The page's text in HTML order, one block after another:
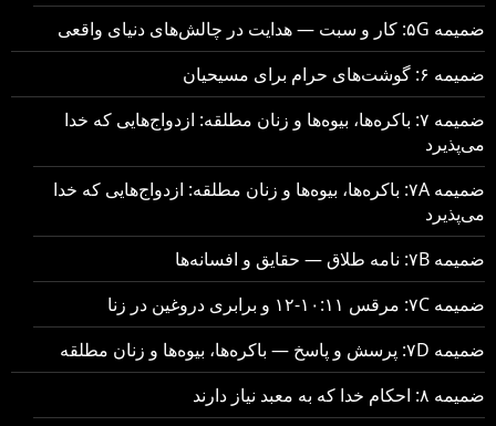
ضمیمه ۵G: کار و سبت — هدایت در چالش‌های دنیای واقعی
ضمیمه ۶: گوشت‌های حرام برای مسیحیان
ضمیمه ۷: باکره‌ها، بیوه‌ها و زنان مطلقه: ازدواج‌هایی که خدا
می‌پذیرد
ضمیمه ۷A: باکره‌ها، بیوه‌ها و زنان مطلقه: ازدواج‌هایی که خدا
می‌پذیرد
ضمیمه ۷B: نامه طلاق — حقایق و افسانه‌ها
ضمیمه ۷C: مرقس ۱۰:۱۱-۱۲ و برابری دروغین در زنا
ضمیمه ۷D: پرسش و پاسخ — باکره‌ها، بیوه‌ها و زنان مطلقه
ضمیمه ۸: احکام خدا که به معبد نیاز دارند